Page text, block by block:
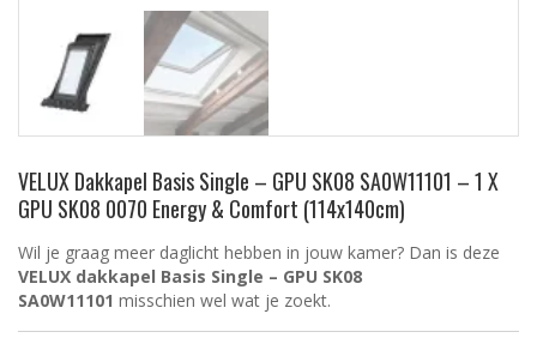
VELUX Dakkapel Basis Single – GPU SK08 SA0W11101 – 1 X
GPU SK08 0070 Energy & Comfort (114x140cm)
Wil je graag meer daglicht hebben in jouw kamer? Dan is deze
VELUX dakkapel Basis Single – GPU SK08
SA0W11101 misschien wel wat je zoekt.